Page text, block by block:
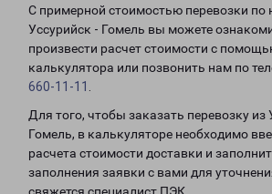
С примерной стоимостью перевозки по
Уссурийск - Гомель вы можете
произвести расчет стоимости с
калькулятора или позвонить нам по
660-11-11
Для того, чтобы заказать перевозку из
Гомель, в калькуляторе необходимо
расчета стоимости доставки и
заполнения заявки с вами для